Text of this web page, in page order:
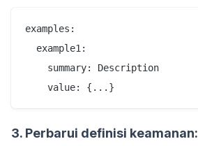
examples:
  example1:
    summary: Description
3. Perbarui definisi keamanan: